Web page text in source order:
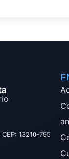
13210-795